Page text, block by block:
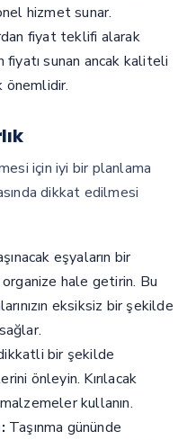
hizmet sunar.
fiyat teklifi alarak
fiyatı sunan ancak kaliteli
önemlidir.
için iyi bir planlama
dikkat edilmesi
eşyaların bir
hale getirin. Bu
eksiksiz bir şekilde
dikkatli bir şekilde
önleyin. Kırılacak
kullanın.
Taşınma gününde